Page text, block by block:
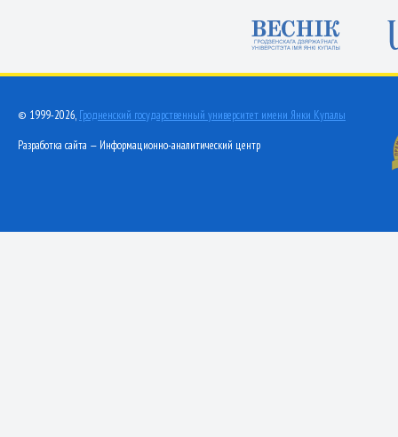
© 1999-2026, Гродненский государственный университет имени Янки Купалы
Разработка сайта — Информационно-аналитический центр